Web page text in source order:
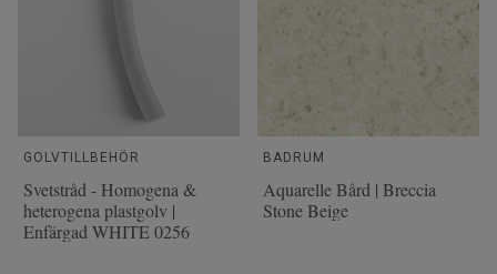
GOLVTILLBEHÖR
Svetstråd - Homogena &
heterogena plastgolv |
Enfärgad WHITE 0256
BADRUM
Aquarelle Bård | Breccia
Stone Beige